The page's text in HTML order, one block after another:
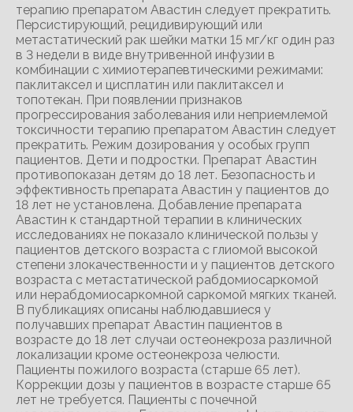
терапию препаратом Авастин следует прекратить.
Персистирующий, рецидивирующий или
метастатический рак шейки матки 15 мг/кг один раз
в 3 недели в виде внутривенной инфузии в
комбинации с химиотерапевтическими режимами:
паклитаксел и цисплатин или паклитаксел и
топотекан. При появлении признаков
прогрессирования заболевания или неприемлемой
токсичности терапию препаратом Авастин следует
прекратить. Режим дозирования у особых групп
пациентов. Дети и подростки. Препарат Авастин
противопоказан детям до 18 лет. Безопасность и
эффективность препарата Авастин у пациентов до
18 лет не установлена. Добавление препарата
Авастин к стандартной терапии в клинических
исследованиях не показало клинической пользы у
пациентов детского возраста с глиомой высокой
степени злокачественности и у пациентов детского
возраста с метастатической рабдомиосаркомой
или нерабдомиосаркомной саркомой мягких тканей.
В публикациях описаны наблюдавшиеся у
получавших препарат Авастин пациентов в
возрасте до 18 лет случаи остеонекроза различной
локализации кроме остеонекроза челюсти.
Пациенты пожилого возраста (старше 65 лет).
Коррекции дозы у пациентов в возрасте старше 65
лет не требуется. Пациенты с почечной